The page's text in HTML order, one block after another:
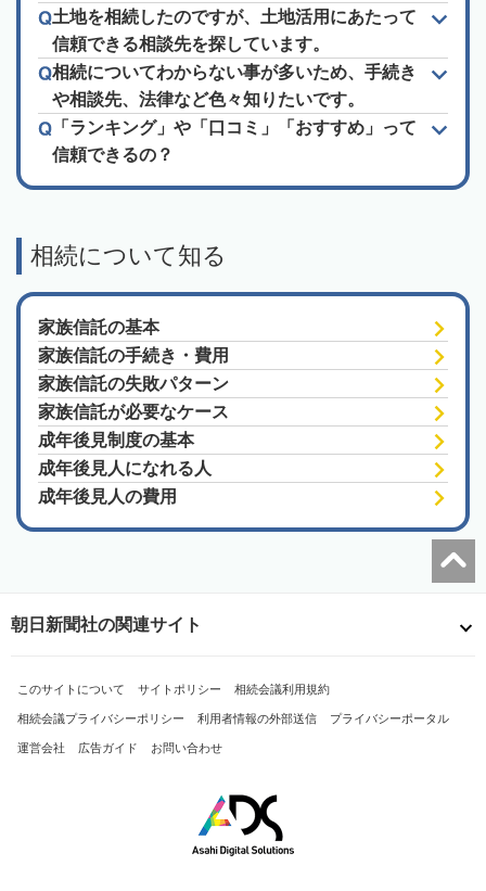
土地を相続したのですが、土地活用にあたって
信頼できる相談先を探しています。
相続についてわからない事が多いため、手続き
や相談先、法律など色々知りたいです。
「ランキング」や「口コミ」「おすすめ」って
信頼できるの？
相続について知る
家族信託の基本
家族信託の手続き・費用
家族信託の失敗パターン
家族信託が必要なケース
成年後見制度の基本
成年後見人になれる人
成年後見人の費用
朝日新聞社の関連サイト
このサイトについて サイトポリシー 相続会議利用規約
相続会議プライバシーポリシー 利用者情報の外部送信 プライバシーポータル
運営会社 広告ガイド お問い合わせ